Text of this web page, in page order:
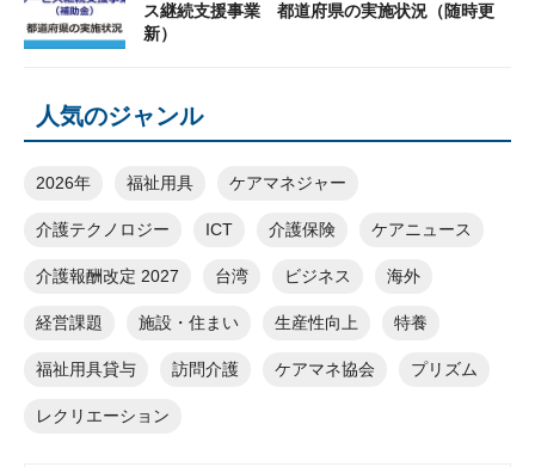
ス継続支援事業 都道府県の実施状況（随時更
新）
人気のジャンル
2026年 福祉用具 ケアマネジャー
介護テクノロジー ICT 介護保険 ケアニュース
介護報酬改定 2027 台湾 ビジネス 海外
経営課題 施設・住まい 生産性向上 特養
福祉用具貸与 訪問介護 ケアマネ協会 プリズム
レクリエーション